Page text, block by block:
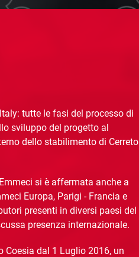
tutte le fasi del processo di
sviluppo del progetto al
dello stabilimento di Cerreto
si è affermata anche a
Europa, Parigi - Francia e
presenti in diversi paesi del
presenza internazionale.
Coesia dal 1 Luglio 2016, un